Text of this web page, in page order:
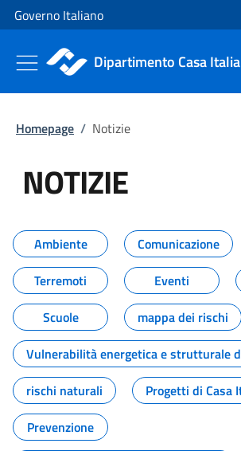
Vai al contenuto
Vai alla navigazione del sito
Governo Italiano
Dipartimento Casa Italia
Homepage / Notizie
NOTIZIE
Tutti i contenuti della
Ambiente
Comunicazione
Terremoti
Eventi
Scuole
mappa dei rischi
Vulnerabilità energetica e strutturale
rischi naturali
Progetti di Casa
Prevenzione